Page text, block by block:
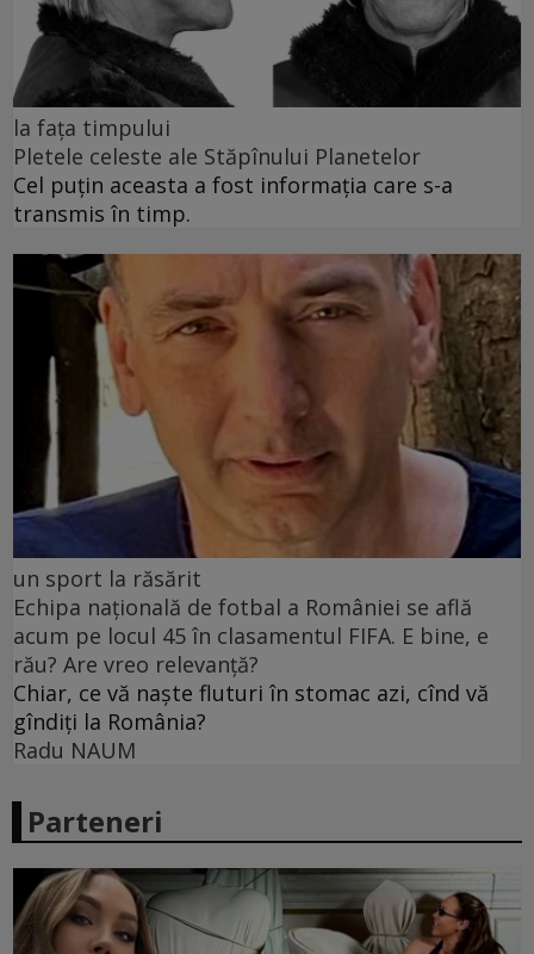
la fața timpului
Pletele celeste ale Stăpînului Planetelor
Cel puţin aceasta a fost informaţia care s-a
transmis în timp.
un sport la răsărit
Echipa națională de fotbal a României se află
acum pe locul 45 în clasamentul FIFA. E bine, e
rău? Are vreo relevanță?
Chiar, ce vă naște fluturi în stomac azi, cînd vă
gîndiți la România?
Radu NAUM
Parteneri